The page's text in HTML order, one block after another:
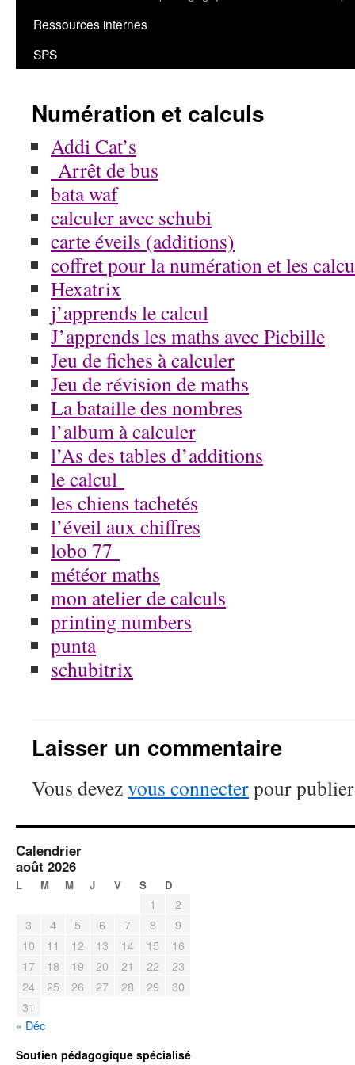
Ressources internes
SPS
Numération et calculs
Addi Cat’s
Arrêt de bus
bata waf
calculer avec schubi
carte éveils (additions)
coffret pour la numération et les
Hexatrix
j’apprends le calcul
J’apprends les maths avec Picbille
Jeu de fiches à calculer
Jeu de révision de maths
La bataille des nombres
l’album à calculer
l’As des tables d’additions
le calcul
les chiens tachetés
l’éveil aux chiffres
lobo 77
météor maths
mon atelier de calculs
printing numbers
punta
schubitrix
Laisser un commentaire
Vous devezvous connecterpour
Calendrier
août 2026
L M M J V S D
1
2
3
4 5 6 7 8
9
10
11 12 13 14 15
16
17
18 19 20 21 22
23
24
25 26 27 28 29
30
31
« Déc
Soutien pédagogique spécialisé